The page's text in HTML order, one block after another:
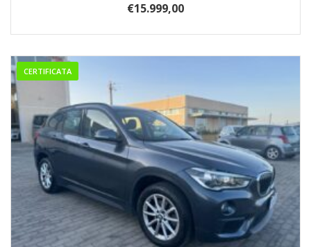
€15.999,00
CERTIFICATA